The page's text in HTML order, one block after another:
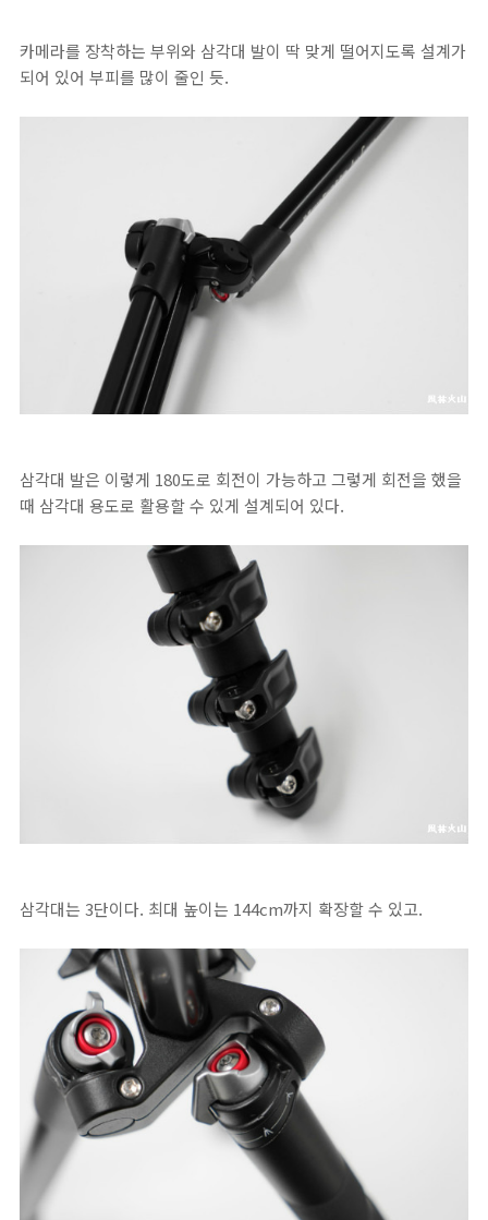
카메라를 장착하는 부위와 삼각대 발이 딱 맞게 떨어지도록 설계가
되어 있어 부피를 많이 줄인 듯.
삼각대 발은 이렇게 180도로 회전이 가능하고 그렇게 회전을 했을
때 삼각대 용도로 활용할 수 있게 설계되어 있다.
삼각대는 3단이다. 최대 높이는 144cm까지 확장할 수 있고.